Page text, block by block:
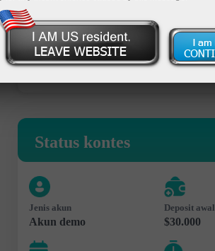
Buka akun demo
Status kontes
Jenis akun
Akun demo
Deposit awal
$30.000